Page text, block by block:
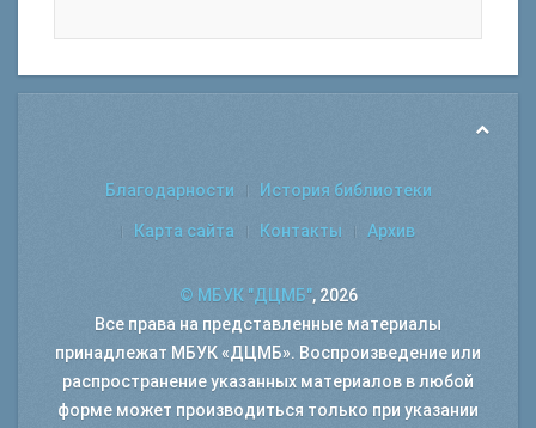
Благодарности История библиотеки
Карта сайта Контакты Архив
© МБУК "ДЦМБ", 2026
Все права на представленные материалы
принадлежат МБУК «ДЦМБ». Воспроизведение или
распространение указанных материалов в любой
форме может производиться только при указании